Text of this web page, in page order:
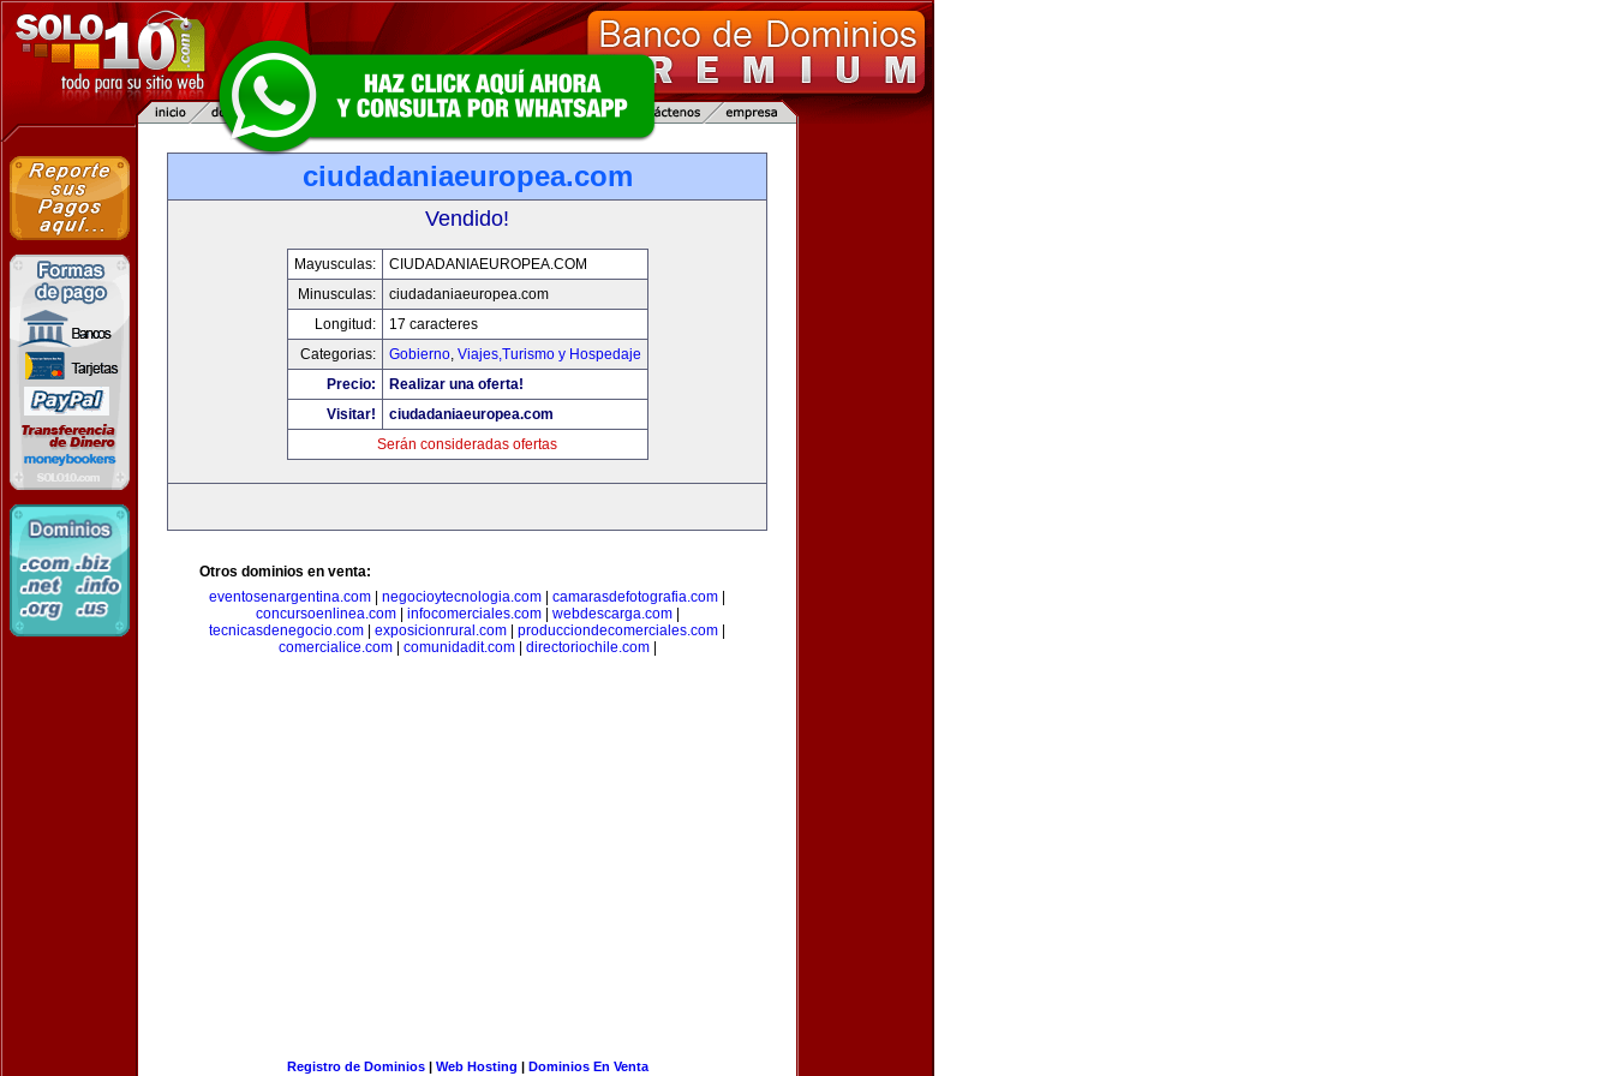
ciudadaniaeuropea.com
Vendido!
Mayusculas:
CIUDADANIAEUROPEA.COM
Minusculas:
ciudadaniaeuropea.com
Longitud:
17 caracteres
Categorias:
Gobierno, Viajes,Turismo y Hospedaje
Precio:
Realizar una oferta!
Visitar!
ciudadaniaeuropea.com
Serán consideradas ofertas
Otros dominios en venta:
eventosenargentina.com
negocioytecnologia.com camarasdefotografia.com
concursoenlinea.com| infocomerciales.com| webdescarga.com|
tecnicasdenegocio.com
exposicionrural.com producciondecomerciales.com
comercialice.com| comunidadit.com| directoriochile.com|
Registro de Dominios| Web Hosting | Dominios En Venta